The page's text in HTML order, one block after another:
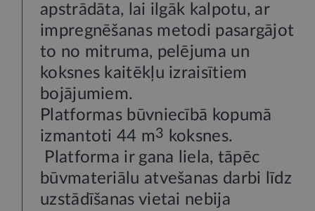
apstrādāta, lai ilgāk kalpotu, ar
impregnēšanas metodi pasargājot
to no mitruma, pelējuma un
koksnes kaitēkļu izraisītiem
bojājumiem.
Platformas būvniecībā kopumā
izmantoti 44 m3 koksnes.
Platforma ir gana liela, tāpēc
būvmateriālu atvešanas darbi līdz
uzstādīšanas vietai nebija